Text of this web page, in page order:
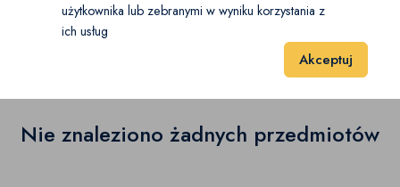
Stara ceramika
Stare instrumenty(0)
Stare meble(0)
Stare oświetlenie (0)
20 60
Nie znaleziono żadnych przedmiotów
użytkownika lub zebranymi w wyniku korzystania z
ich usług
Akceptuj